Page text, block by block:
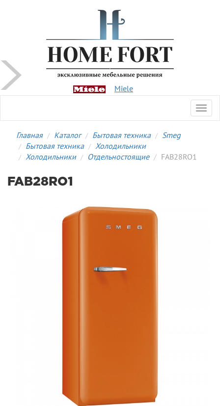
Miele
Главная Каталог Бытовая техника
Smeg
Бытовая техника
Холодильники
Холодильники
Отдельностоящие FAB28RO1
FAB28RO1